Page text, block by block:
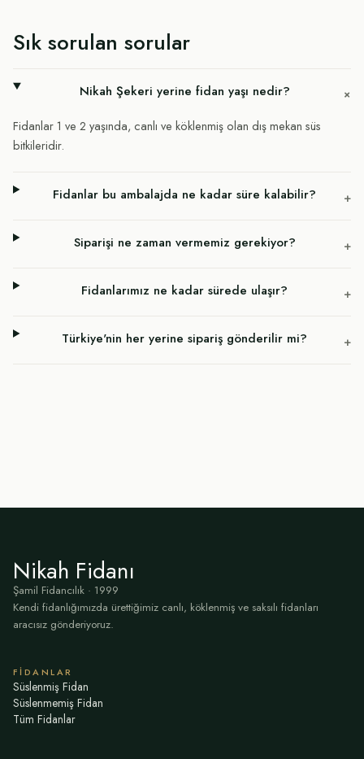
Sık sorulan sorular
Nikah Şekeri yerine fidan yaşı nedir? +
Fidanlar 1 ve 2 yaşında, canlı ve köklenmiş olan dış mekan süs
bitkileridir.
Fidanlar bu ambalajda ne kadar süre kalabilir? +
Siparişi ne zaman vermemiz gerekiyor? +
Fidanlarımız ne kadar sürede ulaşır? +
Türkiye'nin her yerine sipariş gönderilir mi? +
Nikah Fidanı
Şamil Fidancılık · 1999
Kendi fidanlığımızda ürettiğimiz canlı, köklenmiş ve saksılı fidanları
aracısız gönderiyoruz.
FIDANLAR
Süslenmiş Fidan
Süslenmemiş Fidan
Tüm Fidanlar